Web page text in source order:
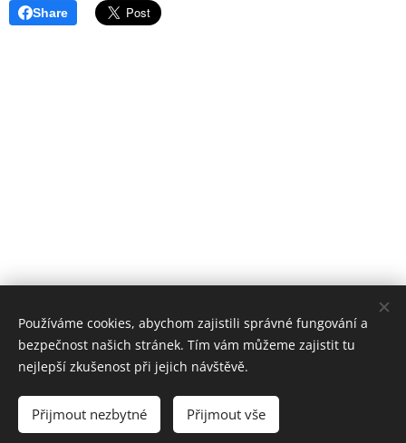
Share
Používáme cookies, abychom zajistili správné fungování a
bezpečnost našich stránek. Tím vám můžeme zajistit tu
nejlepší zkušenost při jejich návštěvě.
Přijmout nezbytné Přijmout vše